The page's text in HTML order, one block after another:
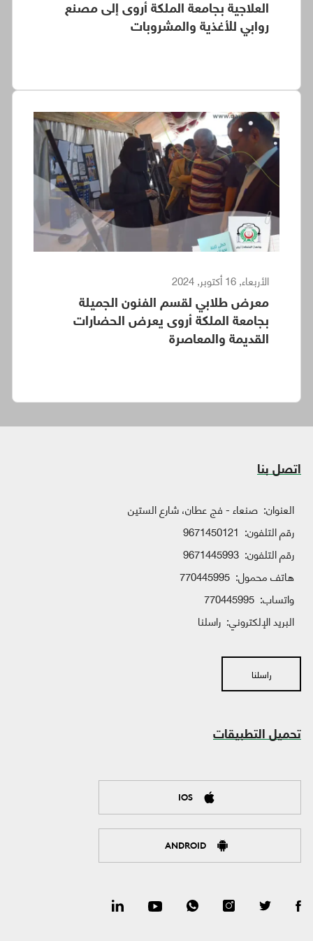
العلاجية بجامعة الملكة أروى إلى مصنع
روابي للأغذية والمشروبات
الأربعاء, 16 أكتوبر, 2024
معرض طلابي لقسم الفنون الجميلة
بجامعة الملكة أروى يعرض الحضارات
القديمة والمعاصرة
اتصل بنا
العنوان: صنعاء - فج عطان، شارع الستين
رقم التلفون: 9671450121
رقم التلفون: 9671445993
هاتف محمول: 770445995
واتساب:
البريد الإلكتروني: راسلنا
راسلنا
تحميل التطبيقات
IOS
ANDROID